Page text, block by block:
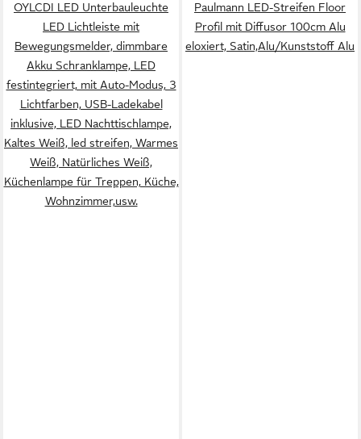
OYLCDI LED Unterbauleuchte
LED Lichtleiste mit
Bewegungsmelder, dimmbare
Akku Schranklampe, LED
festintegriert, mit Auto-Modus, 3
Lichtfarben, USB-Ladekabel
inklusive, LED Nachttischlampe,
Kaltes Weiß, led streifen, Warmes
Weiß, Natürliches Weiß,
Küchenlampe für Treppen, Küche,
Wohnzimmer,usw.
Paulmann LED-Streifen Floor
Profil mit Diffusor 100cm Alu
eloxiert, Satin,Alu/Kunststoff Alu